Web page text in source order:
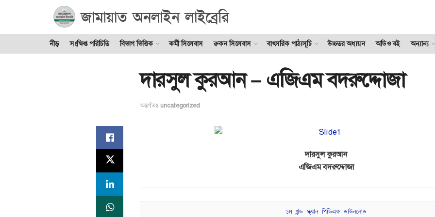
নীড় সংক্ষিপ্ত পরিচিতি বিভাগ ভিত্তিক কর্মী সিলেবাস রুকন সিলেবাস বাৎসরিক পাঠ্যসূচি উচ্চতর অধ্যয়ন অডিও বই অন্যান্য
দারসুল কুরআন – এজিএম বদরুদ্দোজা
অন্তর্গতঃ uncategorized
দারসুল কুরআন
এজিএম বদরুদ্দোজা
১ম খন্ড স্ক্যান পিডিএফ ডাউনলোড